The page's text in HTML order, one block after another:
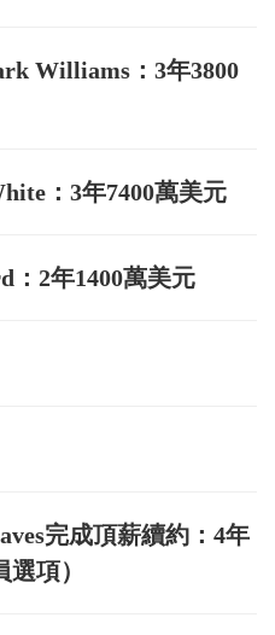
Williams：3年3800
：3年7400萬美元
2年1400萬美元
完成頂薪續約：4年
項）